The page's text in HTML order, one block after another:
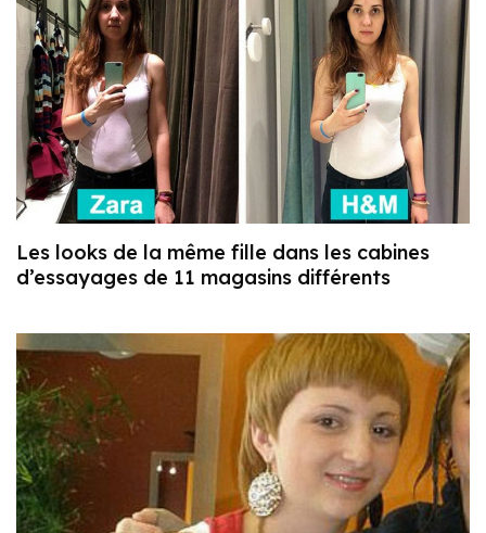
Les looks de la même fille dans les cabines
d’essayages de 11 magasins différents